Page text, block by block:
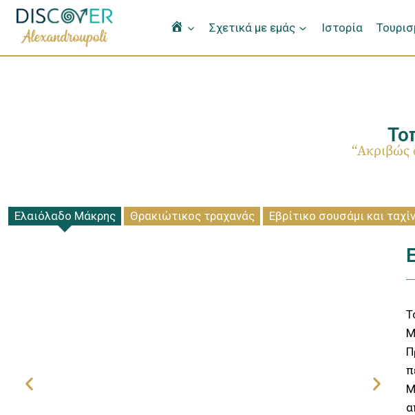
HomeΣχετικά με εμάς Ιστορία
“Ακριβώς
Ελαιόλαδο Μάκρης Θρακιώτικος τραχανάς Εβρίτικο σουσάμι και